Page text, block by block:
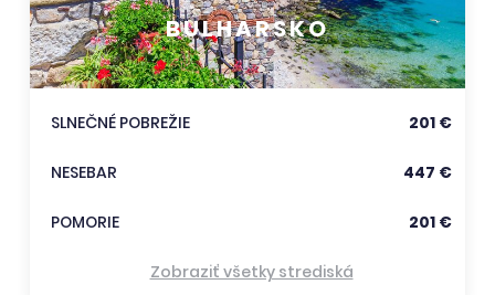
BULHARSKO
SLNEČNÉ POBREŽIE 201 €
NESEBAR 447 €
POMORIE 201 €
Zobraziť všetky strediská